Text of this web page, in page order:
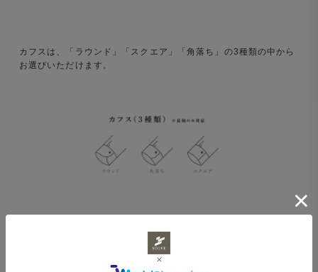
カフスは、「ラウンド」「スクエア」「角落ち」の3種類の中から
お選びいただけます。
ボタンは、貝ボタン5種と樹脂ボタン8種の計13種類の中からお選